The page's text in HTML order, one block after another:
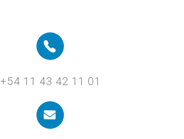
+54 11 43 42 11 01